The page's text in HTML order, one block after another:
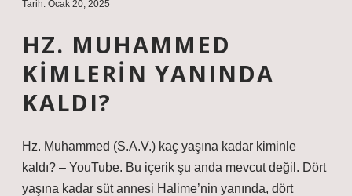
Tarih: Ocak 20, 2025
HZ. MUHAMMED
KIMLERIN YANINDA
KALDI?
Hz. Muhammed (S.A.V.) kaç yaşına kadar kiminle
kaldı? – YouTube. Bu içerik şu anda mevcut değil. Dört
yaşına kadar süt annesi Halime’nin yanında, dört